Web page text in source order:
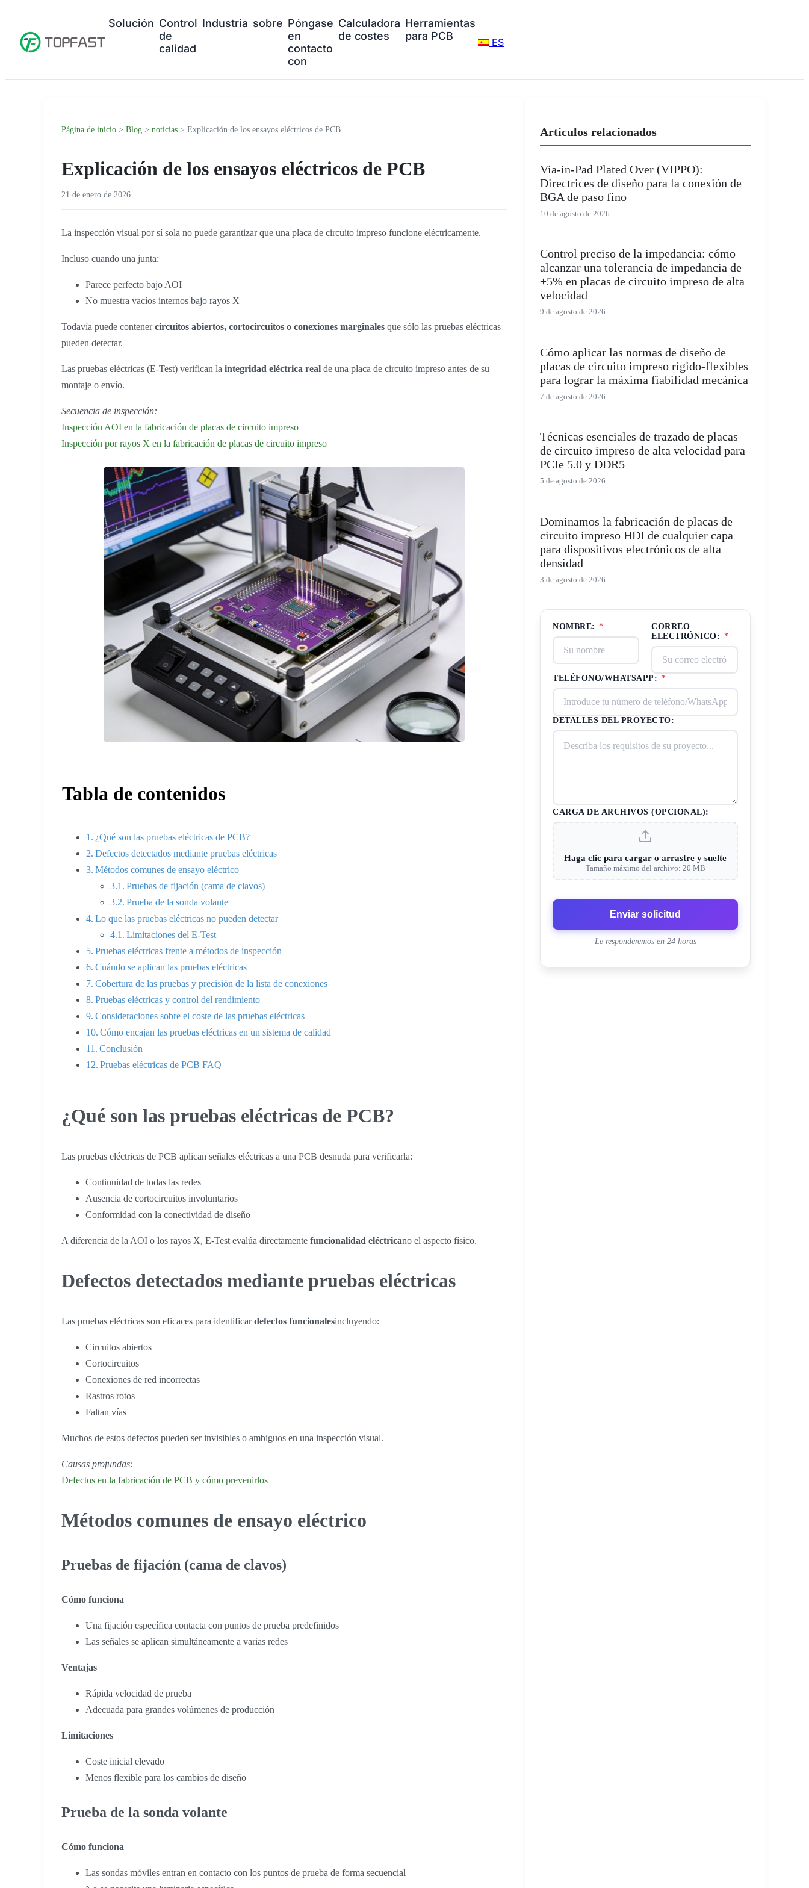
Solución Control
de
calidad
Industria sobre Póngase
en
contacto
con
Calculadora
de costes
Herramientas
para PCB
ES
Página de inicio > Blog > noticias > Explicación de los ensayos eléctricos de PCB
Explicación de los ensayos eléctricos de PCB
21 de enero de 2026
La inspección visual por sí sola no puede garantizar que una placa de circuito impreso funcione eléctricamente.
Incluso cuando una junta:
Parece perfecto bajo AOI
No muestra vacíos internos bajo rayos X
Todavía puede contenercircuitos abiertos, cortocircuitos o conexiones marginales que sólo las pruebas eléctricas
pueden detectar.
Las pruebas eléctricas (E-Test) verifican la integridad eléctrica real de una placa de circuito impreso antes de su
montaje o envío.
Secuencia de inspección:
Inspección AOI en la fabricación de placas de circuito impreso
Inspección por rayos X en la fabricación de placas de circuito impreso
Tabla de contenidos
¿Qué son las pruebas eléctricas de PCB?
Defectos detectados mediante pruebas eléctricas
Métodos comunes de ensayo eléctrico
Pruebas de fijación (cama de clavos)
Prueba de la sonda volante
Lo que las pruebas eléctricas no pueden detectar
Limitaciones del E-Test
Pruebas eléctricas frente a métodos de inspección
Cuándo se aplican las pruebas eléctricas
Cobertura de las pruebas y precisión de la lista de conexiones
Pruebas eléctricas y control del rendimiento
Consideraciones sobre el coste de las pruebas eléctricas
Cómo encajan las pruebas eléctricas en un sistema de calidad
Conclusión
Pruebas eléctricas de PCB FAQ
¿Qué son las pruebas eléctricas de PCB?
Las pruebas eléctricas de PCB aplican señales eléctricas a una PCB desnuda para verificarla:
Continuidad de todas las redes
Ausencia de cortocircuitos involuntarios
Conformidad con la conectividad de diseño
A diferencia de la AOI o los rayos X, E-Test evalúa directamente funcionalidad eléctricano el aspecto físico.
Defectos detectados mediante pruebas eléctricas
Las pruebas eléctricas son eficaces para identificardefectos funcionalesincluyendo:
Circuitos abiertos
Cortocircuitos
Conexiones de red incorrectas
Rastros rotos
Faltan vías
Muchos de estos defectos pueden ser invisibles o ambiguos en una inspección visual.
Causas profundas:
Defectos en la fabricación de PCB y cómo prevenirlos
Métodos comunes de ensayo eléctrico
Pruebas de fijación (cama de clavos)
Cómo funciona
Una fijación específica contacta con puntos de prueba predefinidos
Las señales se aplican simultáneamente a varias redes
Ventajas
Rápida velocidad de prueba
Adecuada para grandes volúmenes de producción
Limitaciones
Coste inicial elevado
Menos flexible para los cambios de diseño
Prueba de la sonda volante
Cómo funciona
Las sondas móviles entran en contacto con los puntos de prueba de forma secuencial
Artículos relacionados
Via-in-Pad Plated Over (VIPPO):
Directrices de diseño para la conexión de
BGA de paso fino
10 de agosto de 2026
Control preciso de la impedancia: cómo
alcanzar una tolerancia de impedancia de
±5% en placas de circuito impreso de alta
velocidad
9 de agosto de 2026
Cómo aplicar las normas de diseño de
placas de circuito impreso rígido-flexibles
para lograr la máxima fiabilidad mecánica
7 de agosto de 2026
Técnicas esenciales de trazado de placas
de circuito impreso de alta velocidad para
PCIe 5.0 y DDR5
5 de agosto de 2026
Dominamos la fabricación de placas de
circuito impreso HDI de cualquier capa
para dispositivos electrónicos de alta
densidad
3 de agosto de 2026
NOMBRE: *
CORREO
ELECTRÓNICO: *
TELÉFONO/WHATSAPP: *
DETALLES DEL PROYECTO:
CARGA DE ARCHIVOS (OPCIONAL):
Haga clic para cargar o arrastre y suelte
Tamaño máximo del archivo: 20 MB
Enviar solicitud
Le responderemos en 24 horas